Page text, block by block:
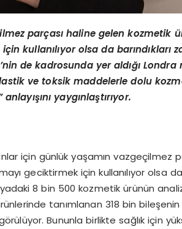
parçası haline gelen kozmetik
kullanılıyor olsa da barındıkları
de kadrosunda yer aldığı
ve toksik maddelerle dolu
yaygınlaştırıyor.
için günlük yaşamın vazgeçilmez
geciktirmek için kullanılıyor olsa da
8 bin 500 kozmetik ürünün
tanımlanan 318 bin
Bununla birlikte sağlık için